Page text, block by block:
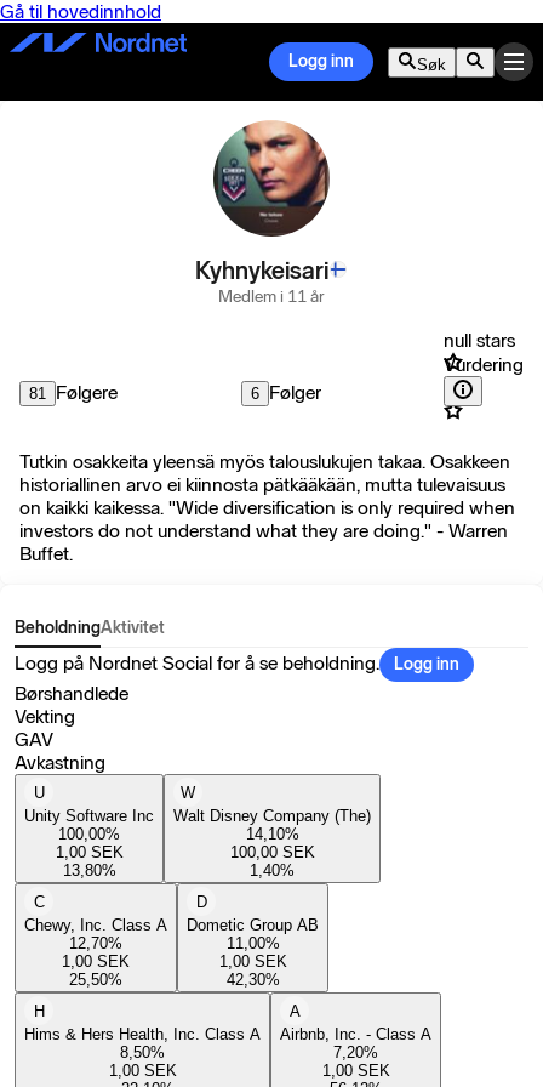
Gå til hovedinnhold
Logg inn Søk
Kyhnykeisari
Medlem i 11 år
81 Følgere 6 Følger
null stars
Vurdering
Tutkin osakkeita yleensä myös talouslukujen takaa. Osakkeen
historiallinen arvo ei kiinnosta pätkääkään, mutta tulevaisuus
on kaikki kaikessa. "Wide diversification is only required when
investors do not understand what they are doing." - Warren
Buffet.
BeholdningAktivitet
Logg på Nordnet Social for å se beholdning. Logg inn
Børshandlede
Vekting
GAV
Avkastning
U
Unity Software Inc
100,00%
1,00 SEK
13,80%
W
Walt Disney Company (The)
14,10%
100,00 SEK
1,40%
C
Chewy, Inc. Class A
12,70%
1,00 SEK
25,50%
D
Dometic Group AB
11,00%
1,00 SEK
42,30%
H
Hims & Hers Health, Inc. Class A
8,50%
1,00 SEK
A
Airbnb, Inc. - Class A
7,20%
1,00 SEK